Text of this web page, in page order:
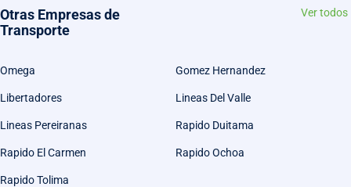
Otras Empresas de
Transporte
Ver todos
Omega Gomez Hernandez
Libertadores Lineas Del Valle
Lineas Pereiranas Rapido Duitama
Rapido El Carmen Rapido Ochoa
Rapido Tolima